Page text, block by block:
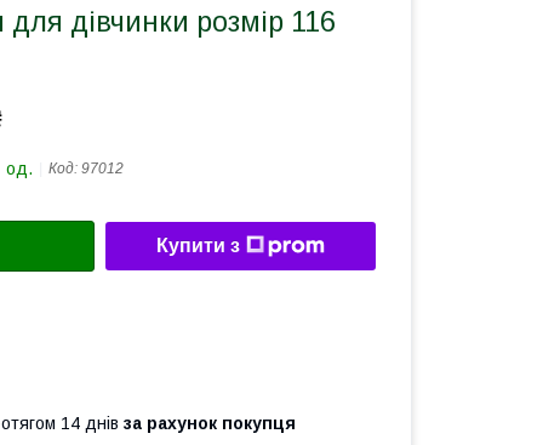
дівчинки розмір 116
од. Код: 97012
Купити з
14 днів за рахунок покупця